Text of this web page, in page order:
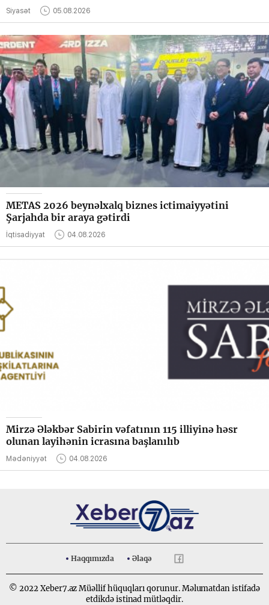
Siyasət 05.08.2026
METAS 2026 beynəlxalq biznes ictimaiyyətini
Şarjahda bir araya gətirdi
İqtisadiyyat 04.08.2026
Mirzə Ələkbər Sabirin vəfatının 115 illiyinə həsr
olunan layihənin icrasına başlanılıb
Mədəniyyət 04.08.2026
Haqqımızda Əlaqə
© 2022 Xeber7.az Müəllif hüquqları qorunur. Məlumatdan istifadə
etdikdə istinad mütləqdir.